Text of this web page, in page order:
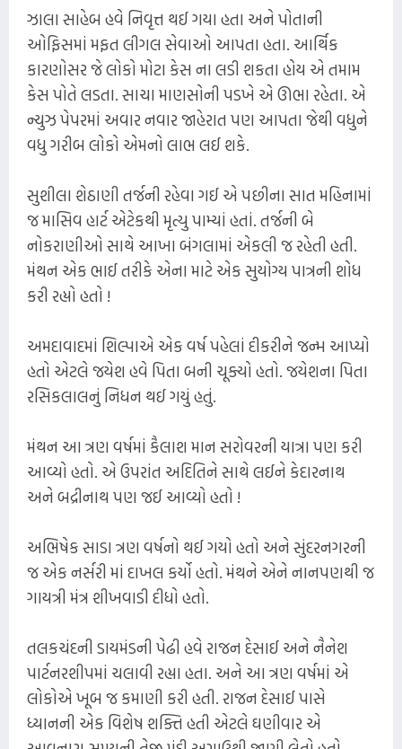
ઝાલા સાહેબ હવે નિવૃત્ત થઈ ગયા હતા અને પોતાની
ઓફિસમાં મફત લીગલ સેવાઓ આપતા હતા. આર્થિક
કારણોસર જે લોકો મોટા કેસ ના લડી શકતા હોય એ તમામ
કેસ પોતે લડતા. સાચા માણસોની પડખે એ ઊભા રહેતા. એ
ન્યુઝ પેપરમાં અવાર નવાર જાહેરાત પણ આપતા જેથી વધુને
વધુ ગરીબ લોકો એમનો લાભ લઈ શકે.
સુશીલા શેઠાણી તર્જની રહેવા ગઈ એ પછીના સાત મહિનામાં
જ માસિવ હાર્ટ એટેકથી મૃત્યુ પામ્યાં હતાં. તર્જની બે
નોકરાણીઓ સાથે આખા બંગલામાં એકલી જ રહેતી હતી.
મંથન એક ભાઈ તરીકે એના માટે એક સુયોગ્ય પાત્રની શોધ
કરી રહ્યો હતો !
અમદાવાદમાં શિલ્પાએ એક વર્ષ પહેલાં દીકરીને જન્મ આપ્યો
હતો એટલે જયેશ હવે પિતા બની ચૂક્યો હતો. જયેશના પિતા
રસિકલાલનું નિધન થઈ ગયું હતું.
મંથન આ ત્રણ વર્ષમાં કૈલાશ માન સરોવરની યાત્રા પણ કરી
આવ્યો હતો. એ ઉપરાંત અદિતિને સાથે લઈને કેદારનાથ
અને બદ્રીનાથ પણ જઈ આવ્યો હતો !
અભિષેક સાડા ત્રણ વર્ષનો થઈ ગયો હતો અને સુંદરનગરની
જ એક નર્સરી માં દાખલ કર્યો હતો. મંથને એને નાનપણથી જ
ગાયત્રી મંત્ર શીખવાડી દીધો હતો.
તલકચંદની ડાયમંડની પેઢી હવે રાજન દેસાઈ અને નૈનેશ
પાર્ટનરશીપમાં ચલાવી રહ્યા હતા. અને આ ત્રણ વર્ષમાં એ
લોકોએ ખૂબ જ કમાણી કરી હતી. રાજન દેસાઈ પાસે
ધ્યાનની એક વિશેષ શક્તિ હતી એટલે ઘણીવાર એ